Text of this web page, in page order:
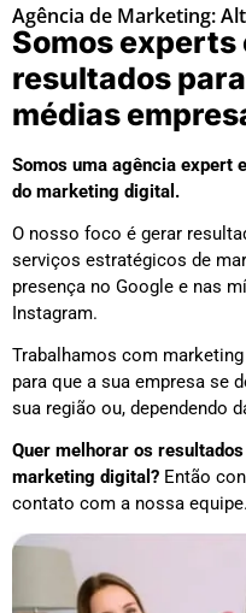
Agência de Marketing:
Somos experts
resultados
médias
Somos uma agência expert
do marketing digital.
O nosso foco é gerar
serviços estratégicos de
presença no Google e nas
Instagram.
Trabalhamos com
para que a sua empresa se
sua região ou, dependendo
Quer melhorar os
marketing digital? Então
contato com a nossa equipe.